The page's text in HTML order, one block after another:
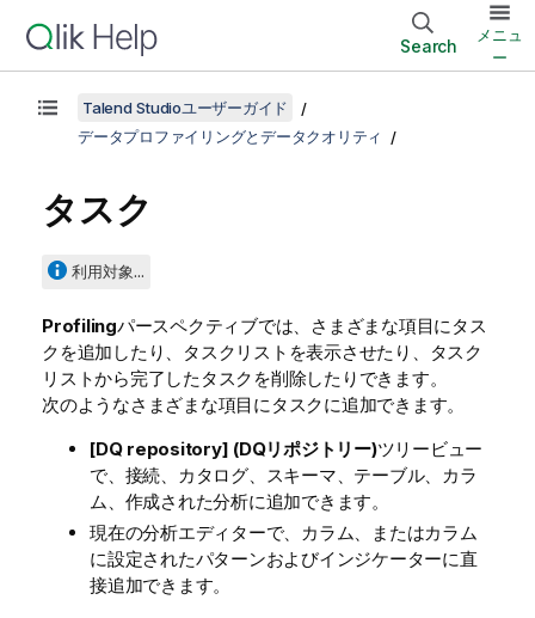
Search
メニュ
ー
Talend Studioユーザーガイド
データプロファイリングとデータクオリティ
タスク
利用対象...
Profilingパースペクティブでは、さまざまな項目にタス
クを追加したり、タスクリストを表示させたり、タスク
リストから完了したタスクを削除したりできます。
次のようなさまざまな項目にタスクに追加できます。
[DQ repository] (DQリポジトリー)ツリービュー
で、接続、カタログ、スキーマ、テーブル、カラ
ム、作成された分析に追加できます。
現在の分析エディターで、カラム、またはカラム
に設定されたパターンおよびインジケーターに直
接追加できます。